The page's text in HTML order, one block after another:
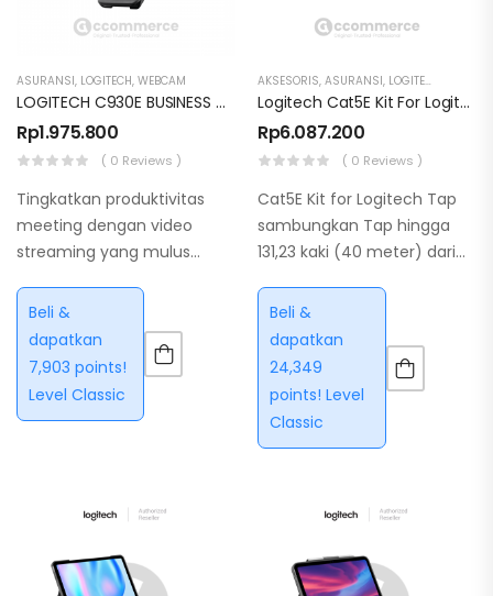
ASURANSI, LOGITECH, WEBCAM
LOGITECH C930E BUSINESS WEBCAM
Rp1.975.800
( 0 Reviews )
Tingkatkan produktivitas
meeting dengan video
streaming yang mulus
bandwidth Anda terbatas.
C930e mendukung H.264
dengan Scalable Video
Coding (SVC) dan UVC 1.5
encoding untuk
Beli &
dapatkan
7,903 points!
Level Classic
AKSESORIS, ASURANSI, LOGITECH
Logitech Cat5E Kit For Logitech Tap
Rp6.087.200
( 0 Reviews )
Cat5E Kit for Logitech Tap
sambungkan Tap hingga
131,23 kaki (40 meter) dari
dengan kabel kategori data
dan daya yang
dibawa.Gunakan kabel
sepanjang 32,81 kaki (10
meter)…
Beli &
dapatkan
24,349
points! Level
Classic